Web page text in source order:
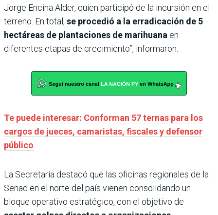
Jorge Encina Alder, quien participó de la incursión en el
terreno. En total, se procedió a la erradicación de 5
hectáreas de plantaciones de marihuana en
diferentes etapas de crecimiento”, informaron.
Te puede interesar: Conforman 57 ternas para los
cargos de jueces, camaristas, fiscales y defensor
público
La Secretaría destacó que las oficinas regionales de la
Senad en el norte del país vienen consolidando un
bloque operativo estratégico, con el objetivo de